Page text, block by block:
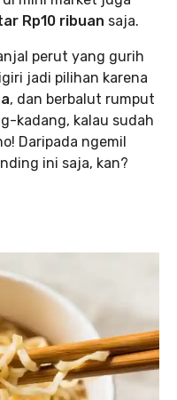
Rp10 ribuan saja.
perut yang gurih
jadi pilihan karena
, dan berbalut rumput
kadang, kalau sudah
Daripada ngemil
ini saja, kan?